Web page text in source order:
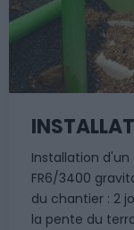
Installation
FR6/3400
du chantier : 2
la pente du